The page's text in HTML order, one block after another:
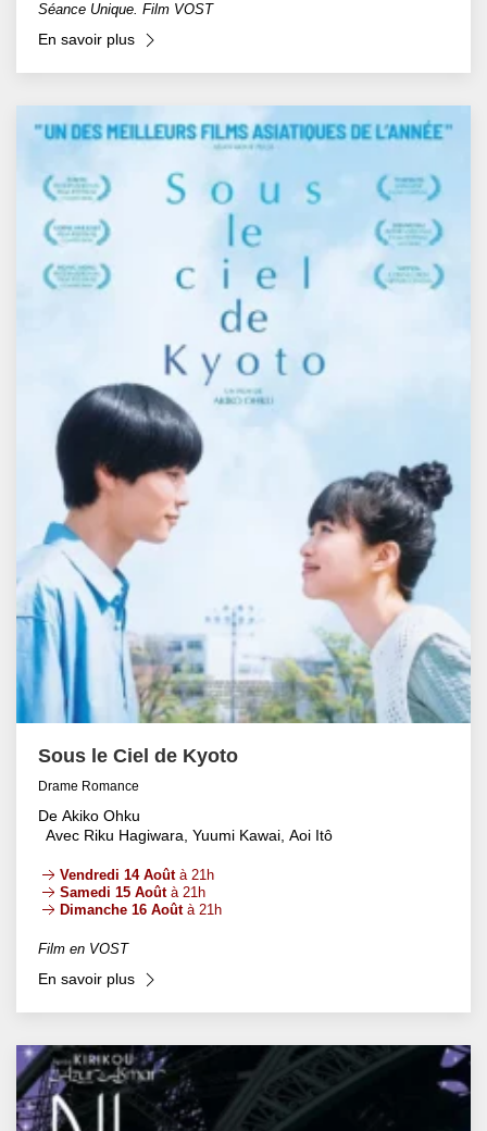
Séance Unique. Film VOST
En savoir plus
Sous le Ciel de Kyoto
Drame Romance
De Akiko Ohku
Avec Riku Hagiwara, Yuumi Kawai, Aoi Itô
Vendredi 14 Aoûtà 21h
Samedi 15 Aoûtà 21h
Dimanche 16 Aoûtà 21h
Film en VOST
En savoir plus